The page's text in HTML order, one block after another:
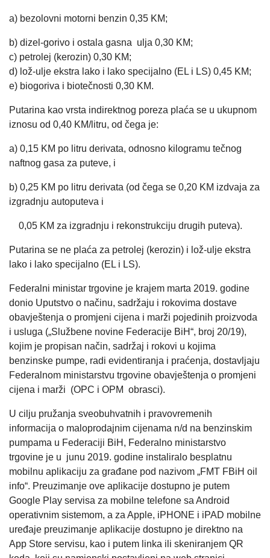
a) bezolovni motorni benzin 0,35 KM;
b) dizel-gorivo i ostala gasna ulja 0,30 KM;
c) petrolej (kerozin) 0,30 KM;
d) lož-ulje ekstra lako i lako specijalno (EL i LS) 0,45 KM;
e) biogoriva i biotečnosti 0,30 KM.
Putarina kao vrsta indirektnog poreza plaća se u ukupnom
iznosu od 0,40 KM/litru, od čega je:
a) 0,15 KM po litru derivata, odnosno kilogramu tečnog
naftnog gasa za puteve, i
b) 0,25 KM po litru derivata (od čega se 0,20 KM izdvaja za
izgradnju autoputeva i
0,05 KM za izgradnju i rekonstrukciju drugih puteva).
Putarina se ne plaća za petrolej (kerozin) i lož-ulje ekstra
lako i lako specijalno (EL i LS).
Federalni ministar trgovine je krajem marta 2019. godine
donio Uputstvo o načinu, sadržaju i rokovima dostave
obavještenja o promjeni cijena i marži pojedinih proizvoda
i usluga („Službene novine Federacije BiH“, broj 20/19),
kojim je propisan način, sadržaj i rokovi u kojima
benzinske pumpe, radi evidentiranja i praćenja, dostavljaju
Federalnom ministarstvu trgovine obavještenja o promjeni
cijena i marži (OPC i OPM obrasci).
U cilju pružanja sveobuhvatnih i pravovremenih
informacija o maloprodajnim cijenama n/d na benzinskim
pumpama u Federaciji BiH, Federalno ministarstvo
trgovine je u junu 2019. godine instaliralo besplatnu
mobilnu aplikaciju za građane pod nazivom „FMT FBiH oil
info“. Preuzimanje ove aplikacije dostupno je putem
Google Play servisa za mobilne telefone sa Android
operativnim sistemom, a za Apple, iPHONE i iPAD mobilne
uređaje preuzimanje aplikacije dostupno je direktno na
App Store servisu, kao i putem linka ili skeniranjem QR